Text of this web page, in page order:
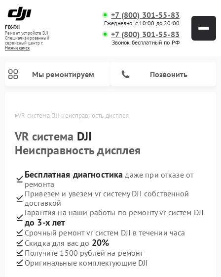
FIX-DJI
Ремонт устройств DJI
Специализированный
cервисный центр г.
Нижнекамск
+7 (800) 301-55-83
Ежедневно, с 10:00 до 20:00
+7 (800) 301-55-83
Звонок бесплатный по РФ
Мы ремонтируем Позвонить
VR система DJI неисправность дисплея
VR система DJI
Неисправность дисплея
Бесплатная диагностика даже при отказе от
ремонта
Привезем и увезем vr систему DJI собственной
доставкой
Гарантия на наши работы по ремонту vr систем DJI
до 3-х лет
Срочный ремонт vr систем DJI в течении часа
Скидка для вас до 20%
Получите 1500 рублей на ремонт
Оригинальные комплектующие DJI